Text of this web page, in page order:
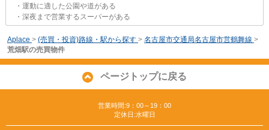
・運動に適した公園や道がある
・深夜まで営業するスーパーがある
Aplace > (売買・投資)路線・駅から探す > 名古屋市交通局名古屋市営鶴舞線 >
荒畑駅の売買物件
ページトップに戻る
営業時間:9：00～19：00
定休日:水曜日